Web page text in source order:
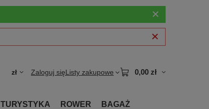
zł Zaloguj sięListy zakupowe 0,00 zł
TURYSTYKA ROWER
BAGAŻ